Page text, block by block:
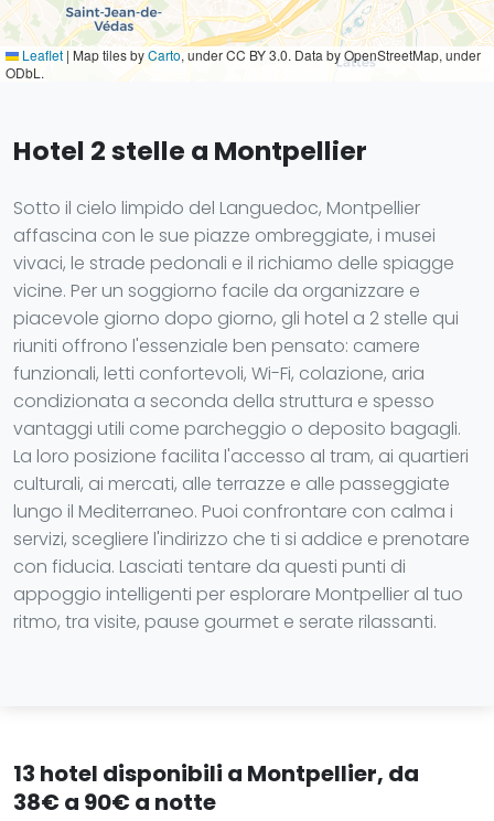
Leaflet | Map tiles byCarto, under CC BY 3.0. Data by OpenStreetMap, under
ODbL.
Hotel 2 stelle a Montpellier
Sotto il cielo limpido del Languedoc, Montpellier
affascina con le sue piazze ombreggiate, i musei
vivaci, le strade pedonali e il richiamo delle spiagge
vicine. Per un soggiorno facile da organizzare e
piacevole giorno dopo giorno, gli hotel a 2 stelle qui
riuniti offrono l'essenziale ben pensato: camere
funzionali, letti confortevoli, Wi-Fi, colazione, aria
condizionata a seconda della struttura e spesso
vantaggi utili come parcheggio o deposito bagagli.
La loro posizione facilita l'accesso al tram, ai quartieri
culturali, ai mercati, alle terrazze e alle passeggiate
lungo il Mediterraneo. Puoi confrontare con calma i
servizi, scegliere l'indirizzo che ti si addice e prenotare
con fiducia. Lasciati tentare da questi punti di
appoggio intelligenti per esplorare Montpellier al tuo
ritmo, tra visite, pause gourmet e serate rilassanti.
13 hotel disponibili a Montpellier, da
38€ a 90€ a notte